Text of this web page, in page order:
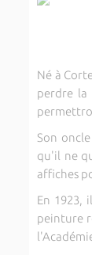
Né à
perdre la
Son
qu'il ne
affiches
En 1923,
peinture